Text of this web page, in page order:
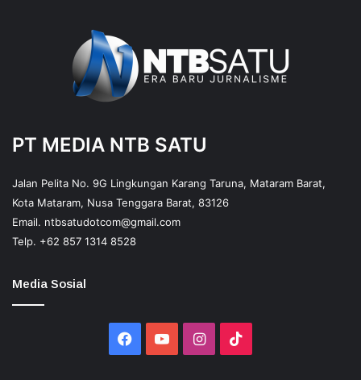
PT MEDIA NTB SATU
Jalan Pelita No. 9G Lingkungan Karang Taruna, Mataram Barat,
Kota Mataram, Nusa Tenggara Barat, 83126
Email. ntbsatudotcom@gmail.com
Telp. +62 857 1314 8528
Media Sosial
Facebook
YouTubeInstagram